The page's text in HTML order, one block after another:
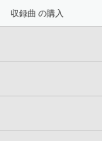
収録曲 の購入